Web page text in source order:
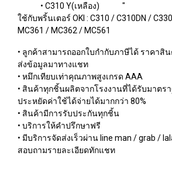
• C310 Y(เหลือง) "
ใช้กับพริ้นเตอร์ OKI : C310 / C310DN /
MC361 / MC362 / MC561
• ลูกค้าสามารถออกใบกำกับภาษีได้ ราคาสิ
ส่งข้อมูลมาทางแชท
• หมึกเทียบเท่าคุณภาพสูงเกรด AAA
• สินค้าทุกชิ้นผลิตจากโรงงานที่ได้รับมาตร
ประหยัดค่าใช้ได้จ่ายได้มากกว่า 80%
• สินค้ามีการรับประกันทุกชิ้น
• บริการให้คำปรึกษาฟรี
• มีบริการจัดส่งเร็วผ่าน line man / grab /
สอบถามรายละเอียดทักแชท